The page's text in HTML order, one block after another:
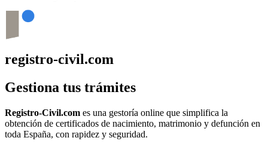
registro-civil.com
Gestiona tus trámites
Registro-Civil.com es una gestoría online que simplifica la
obtención de certificados de nacimiento, matrimonio y defunción en
toda España, con rapidez y seguridad.